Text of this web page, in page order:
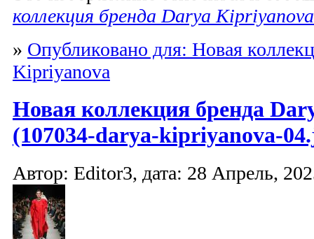
коллекция бренда Darya Kipriyanova
» Опубликовано для: Новая
Kipriyanova
Новая коллекция бренда
(107034-darya-kipriyanova-
Автор: Editor3, дата: 28 Апрель,